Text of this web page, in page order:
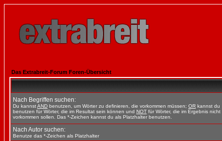
Das Extrabreit-Forum Foren-Übersicht
Nach Begriffen suchen:
Du kannstAND benutzen, um Wörter zu definieren, die vorkommen müssen; OR kannst du
benutzen für Wörter, die im Resultat sein können und NOT für Wörter, die im Ergebnis nicht
vorkommen sollen. Das *-Zeichen kannst du als Platzhalter benutzen.
Nach Autor suchen:
Benutze das *-Zeichen als Platzhalter